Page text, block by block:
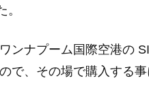
ンナプーム国際空港の
で、その場で購入する事